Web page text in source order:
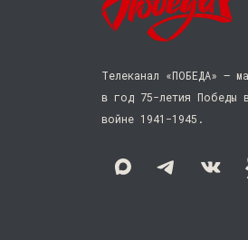
Телеканал «ПОБЕДА» —
в год 75-летия Победы
войне 1941−1945.